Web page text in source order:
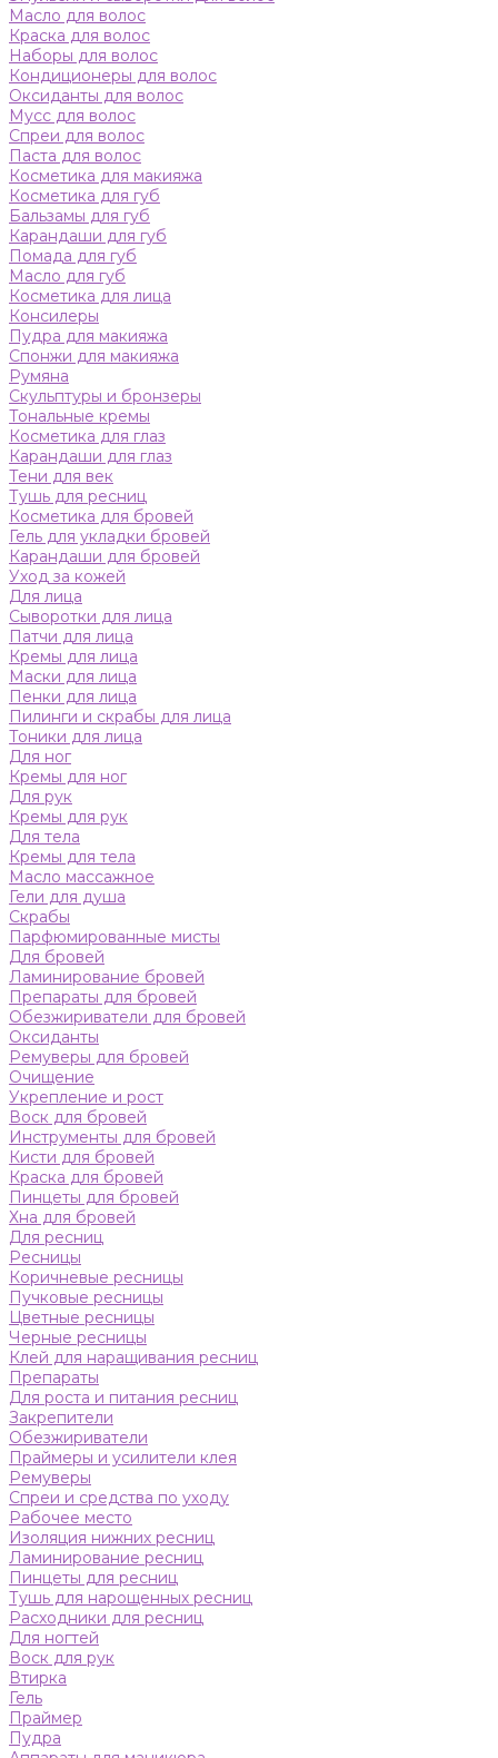
Масло для волос
Краска для волос
Наборы для волос
Кондиционеры для волос
Оксиданты для волос
Мусс для волос
Спреи для волос
Паста для волос
Косметика для макияжа
Косметика для губ
Бальзамы для губ
Карандаши для губ
Помада для губ
Масло для губ
Косметика для лица
Консилеры
Пудра для макияжа
Спонжи для макияжа
Румяна
Скульптуры и бронзеры
Тональные кремы
Косметика для глаз
Карандаши для глаз
Тени для век
Тушь для ресниц
Косметика для бровей
Гель для укладки бровей
Карандаши для бровей
Уход за кожей
Для лица
Сыворотки для лица
Патчи для лица
Кремы для лица
Маски для лица
Пенки для лица
Пилинги и скрабы для лица
Тоники для лица
Для ног
Кремы для ног
Для рук
Кремы для рук
Для тела
Кремы для тела
Масло массажное
Гели для душа
Скрабы
Парфюмированные мисты
Для бровей
Ламинирование бровей
Препараты для бровей
Обезжириватели для бровей
Оксиданты
Ремуверы для бровей
Очищение
Укрепление и рост
Воск для бровей
Инструменты для бровей
Кисти для бровей
Краска для бровей
Пинцеты для бровей
Хна для бровей
Для ресниц
Ресницы
Коричневые ресницы
Пучковые ресницы
Цветные ресницы
Черные ресницы
Клей для наращивания ресниц
Препараты
Для роста и питания ресниц
Закрепители
Обезжириватели
Праймеры и усилители клея
Ремуверы
Спреи и средства по уходу
Рабочее место
Изоляция нижних ресниц
Ламинирование ресниц
Пинцеты для ресниц
Тушь для нарощенных ресниц
Расходники для ресниц
Для ногтей
Воск для рук
Втирка
Гель
Праймер
Пудра